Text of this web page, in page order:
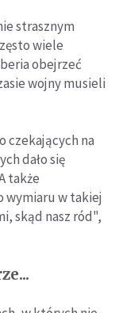
strasznym
wiele
obejrzeć
wojny musieli
czekających na
dało się
także
wymiaru w takiej
skąd nasz ród",